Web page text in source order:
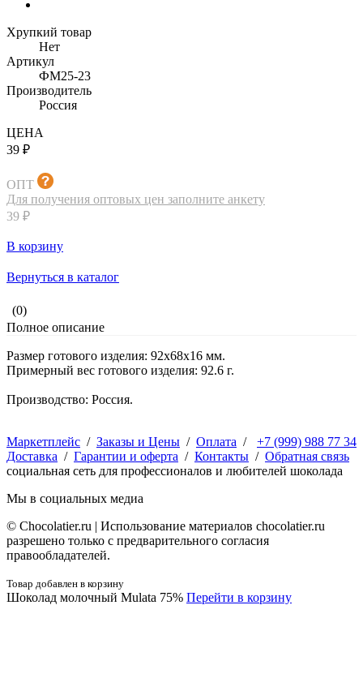
Хрупкий товар
Нет
Артикул
ФМ25-23
Производитель
Россия
ЦЕНА
39 ₽
ОПТ
Для получения оптовых цен заполните анкету
39 ₽
В корзину
Вернуться в каталог
(0)
Полное описание
Размер готового изделия: 92х68х16 мм.
Примерный вес готового изделия: 92.6 г.
Производство: Россия.
+7 (999) 988 77 34
Маркетплейс / Заказы и Цены / Оплата /
Доставка / Гарантии и оферта / Контакты / Обратная связь
социальная сеть для профессионалов и любителей шоколада
Мы в социальных медиа
© Сhocolatier.ru | Использование материалов chocolatier.ru
разрешено только с предварительного согласия
правообладателей.
Товар добавлен в корзину
Шоколад молочный Mulata 75% Перейти в корзину